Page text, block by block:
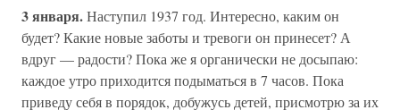
3 января.Наступил 1937 год. Интересно, каким он
будет? Какие новые заботы и тревоги он принесет? А
вдруг — радости? Пока же я органически не досыпаю:
каждое утро приходится подыматься в 7 часов. Пока
приведу себя в порядок, добужусь детей, присмотрю за их